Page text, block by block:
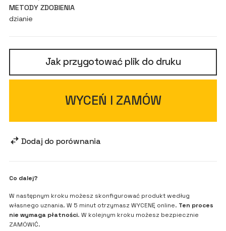
METODY ZDOBIENIA
dzianie
Jak przygotować plik do druku
WYCEŃ I ZAMÓW
Dodaj do porównania
Co dalej?
W następnym kroku możesz skonfigurować produkt według
własnego uznania. W 5 minut otrzymasz WYCENĘ online. Ten proces
nie wymaga płatności. W kolejnym kroku możesz bezpiecznie
ZAMÓWIĆ.